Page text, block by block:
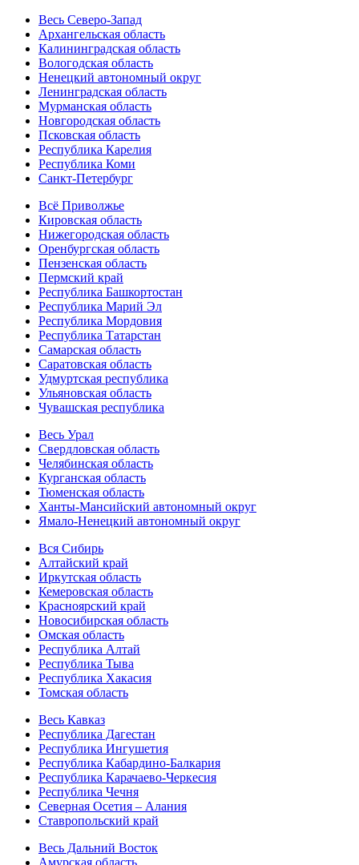
Весь Северо-Запад
Архангельская область
Калининградская область
Вологодская область
Ненецкий автономный округ
Ленинградская область
Мурманская область
Новгородская область
Псковская область
Республика Карелия
Республика Коми
Санкт-Петербург
Всё Приволжье
Кировская область
Нижегородская область
Оренбургская область
Пензенская область
Пермский край
Республика Башкортостан
Республика Марий Эл
Республика Мордовия
Республика Татарстан
Самарская область
Саратовская область
Удмуртская республика
Ульяновская область
Чувашская республика
Весь Урал
Свердловская область
Челябинская область
Курганская область
Тюменская область
Ханты-Мансийский автономный округ
Ямало-Ненецкий автономный округ
Вся Сибирь
Алтайский край
Иркутская область
Кемеровская область
Красноярский край
Новосибирская область
Омская область
Республика Алтай
Республика Тыва
Республика Хакасия
Томская область
Весь Кавказ
Республика Дагестан
Республика Ингушетия
Республика Кабардино-Балкария
Республика Карачаево-Черкесия
Республика Чечня
Северная Осетия – Алания
Ставропольский край
Весь Дальний Восток
Амурская область